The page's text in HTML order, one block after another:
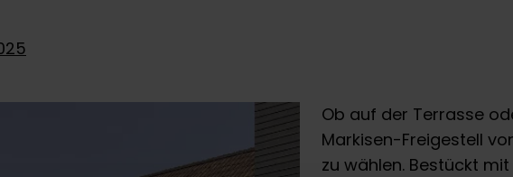
Ob auf der Terrasse
Markisen-Freigestell
zu wählen. Bestückt mit